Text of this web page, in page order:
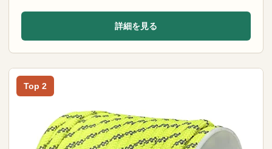
詳細を見る
Top 2